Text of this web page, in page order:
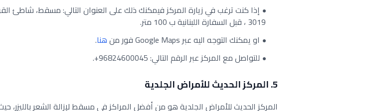
إذا كنت ترغب في زيارة المركز فيمكنك ذلك على العنوان التالي: مسقط، شاطئ
3019 ، قبل السفارة اللبنانية ب 100 متر.
او يمكنك التوجه اليه عبر Google Maps فور من
هنا.
للتواصل مع المركز عبر الرقم التالي: 96824600045+.
5. المركز الحديث للأمراض الجلدية
المركز الحديث للأمراض الجلدية هو من أفضل المراكز في مسقط لإزالة الشعر بالليزر،